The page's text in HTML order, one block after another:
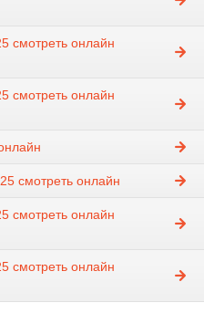
смотреть онлайн
смотреть онлайн
смотреть онлайн
смотреть онлайн
смотреть онлайн